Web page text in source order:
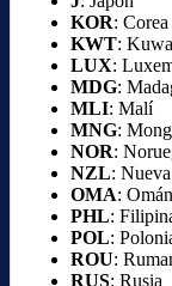
KOR:
KWT:
LUX:
MDG:
MLI: Malí
MNG:
NOR:
NZL:
OMA: Omán
PHL:
POL:
ROU:
RUS: Rusia